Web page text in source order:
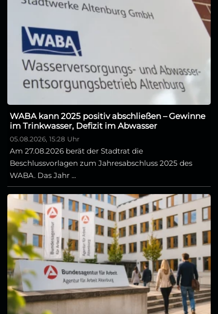
WABA kann 2025 positiv abschließen – Gewinne
im Trinkwasser, Defizit im Abwasser
05.08.2026, 15:28 Uhr
Am 27.08.2026 berät der Stadtrat die
Beschlussvorlagen zum Jahresabschluss 2025 des
WABA. Das Jahr ...